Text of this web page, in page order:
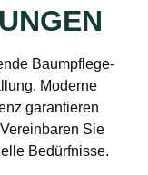
Baumpflege-
Moderne
garantieren
Sie
Bedürfnisse.